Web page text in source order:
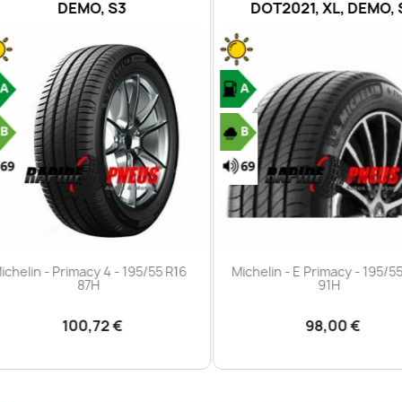
DEMO, S3
Aperçu rapide
- Primacy 4 - 195/55 R16
87H
100,72 €
DOT2021, XL, DEMO, S1
Aperçu rapide
Michelin - E Primacy - 195/55
91H
98,00 €